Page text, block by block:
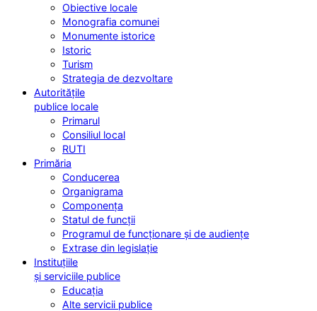
Obiective locale
Monografia comunei
Monumente istorice
Istoric
Turism
Strategia de dezvoltare
Autoritățile
publice locale
Primarul
Consiliul local
RUTI
Primăria
Conducerea
Organigrama
Componența
Statul de funcții
Programul de funcționare și de audiențe
Extrase din legislație
Instituțiile
și serviciile publice
Educația
Alte servicii publice